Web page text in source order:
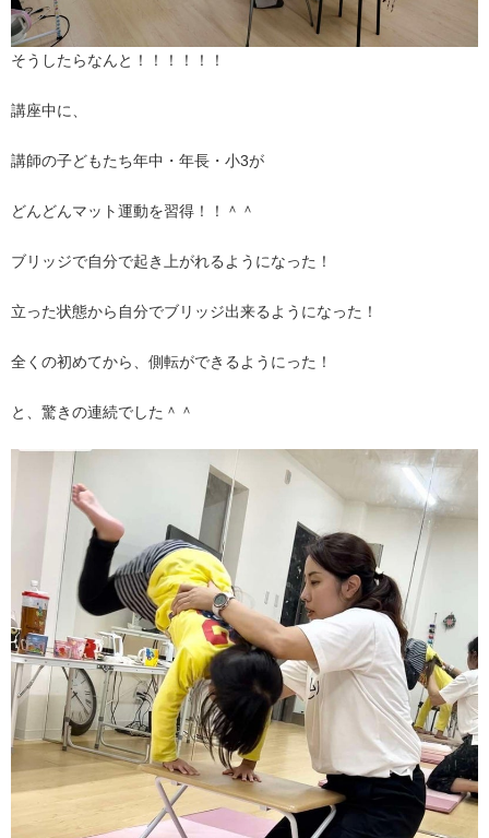
そうしたらなんと！！！！！！
講座中に、
講師の子どもたち年中・年長・小3が
どんどんマット運動を習得！！＾＾
ブリッジで自分で起き上がれるようになった！
立った状態から自分でブリッジ出来るようになった！
全くの初めてから、側転ができるようにった！
と、驚きの連続でした＾＾